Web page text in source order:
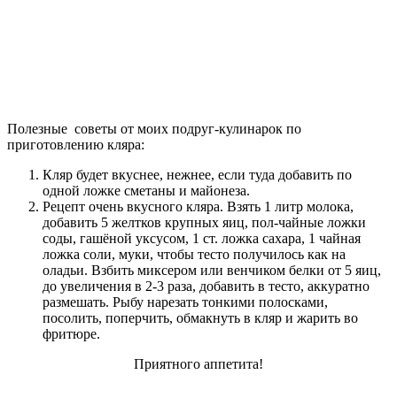
Полезные советы от моих подруг-кулинарок по
приготовлению кляра:
Кляр будет вкуснее, нежнее, если туда добавить по
одной ложке сметаны и майонеза.
Рецепт очень вкусного кляра. Взять 1 литр молока,
добавить 5 желтков крупных яиц, пол-чайные ложки
соды, гашёной уксусом, 1 ст. ложка сахара, 1 чайная
ложка соли, муки, чтобы тесто получилось как на
оладьи. Взбить миксером или венчиком белки от 5 яиц,
до увеличения в 2-3 раза, добавить в тесто, аккуратно
размешать. Рыбу нарезать тонкими полосками,
посолить, поперчить, обмакнуть в кляр и жарить во
фритюре.
Приятного аппетита!